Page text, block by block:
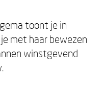
toont je in
met haar bewezen
winstgevend